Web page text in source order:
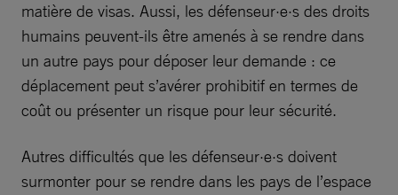
matière de visas. Aussi, les défenseur·e·s des droits
humains peuvent-ils être amenés à se rendre dans
un autre pays pour déposer leur demande : ce
déplacement peut s’avérer prohibitif en termes de
coût ou présenter un risque pour leur sécurité.
Autres difficultés que les défenseur·e·s doivent
surmonter pour se rendre dans les pays de l’espace